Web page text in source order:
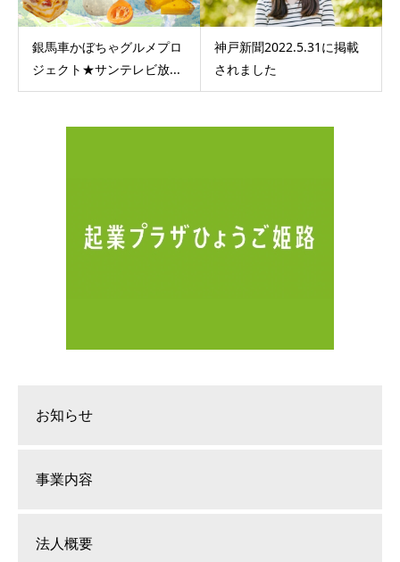
銀馬車かぼちゃグルメプロ
ジェクト★サンテレビ放...
神戸新聞2022.5.31に掲載
されました
お知らせ
事業内容
法人概要